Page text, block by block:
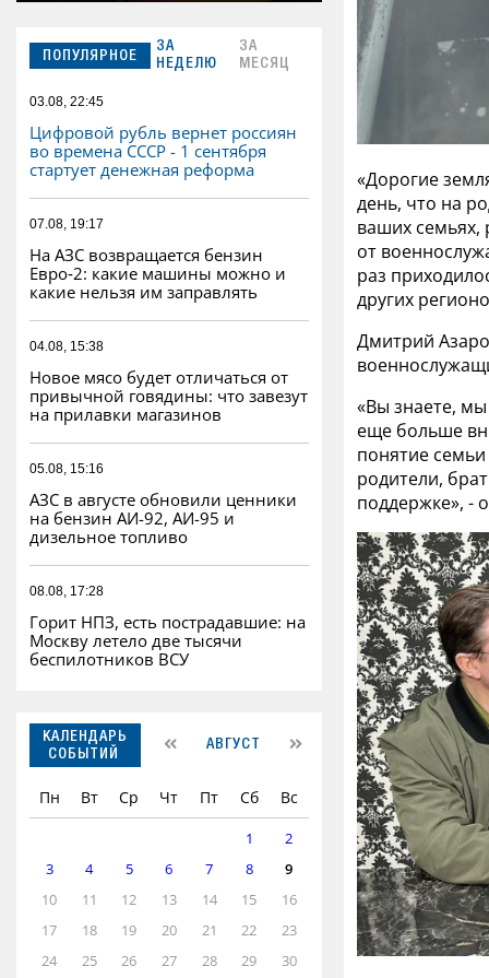
ПОПУЛЯРНОЕ
ЗА
НЕДЕЛЮ
ЗА
МЕСЯЦ
03.08, 22:45
Цифровой рубль вернет россиян
во времена СССР - 1 сентября
стартует денежная реформа
07.08, 19:17
На АЗС возвращается бензин
Евро‑2: какие машины можно и
какие нельзя им заправлять
04.08, 15:38
Новое мясо будет отличаться от
привычной говядины: что завезут
на прилавки магазинов
05.08, 15:16
АЗС в августе обновили ценники
на бензин АИ-92, АИ-95 и
дизельное топливо
08.08, 17:28
Горит НПЗ, есть пострадавшие: на
Москву летело две тысячи
беспилотников ВСУ
КАЛЕНДАРЬ
СОБЫТИЙ
АВГУСТ
Пн Вт Ср Чт Пт Сб Вс
1
2
3
4 5 6 7 8
9
10
11 12 13 14 15
16
17
18 19 20 21 22
23
24
25 26 27 28 29
30
«Дорогие
день, что на
ваших семьях,
от
раз
других
Дмитрий
«Вы знаете,
еще больше
понятие
родители,
поддержке», -